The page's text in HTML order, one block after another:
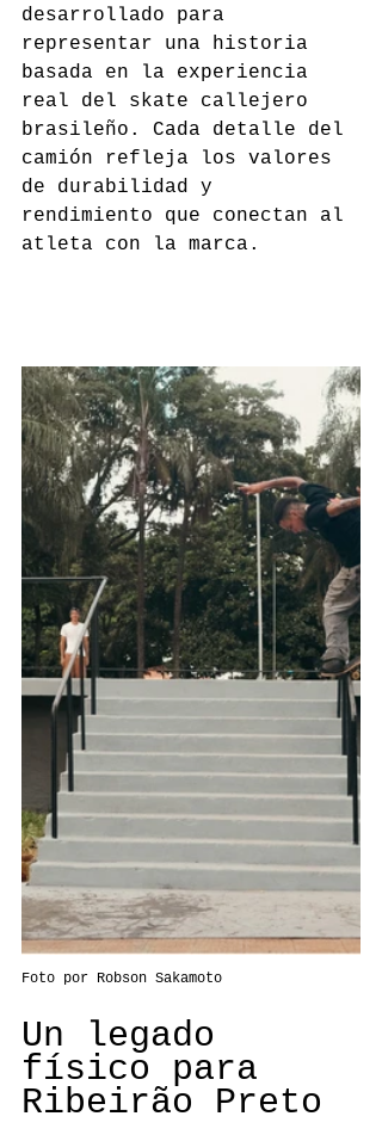
desarrollado para
representar una historia
basada en la experiencia
real del skate callejero
brasileño. Cada detalle del
camión refleja los valores
de durabilidad y
rendimiento que conectan al
atleta con la marca.
Foto por Robson Sakamoto
Un legado
físico para
Ribeirão Preto